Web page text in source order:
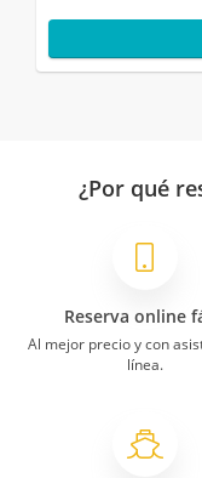
¿Por qué
Reserva online
Al mejor precio y con
línea.